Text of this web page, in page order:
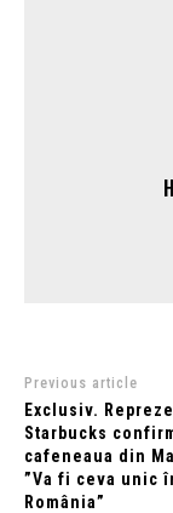
Previous article
Exclusiv.
Starbucks
cafeneaua din
”Va fi ceva unic
România”